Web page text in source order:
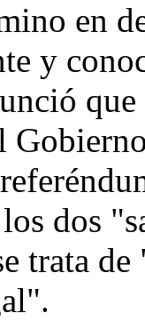
en
y
dos
trata